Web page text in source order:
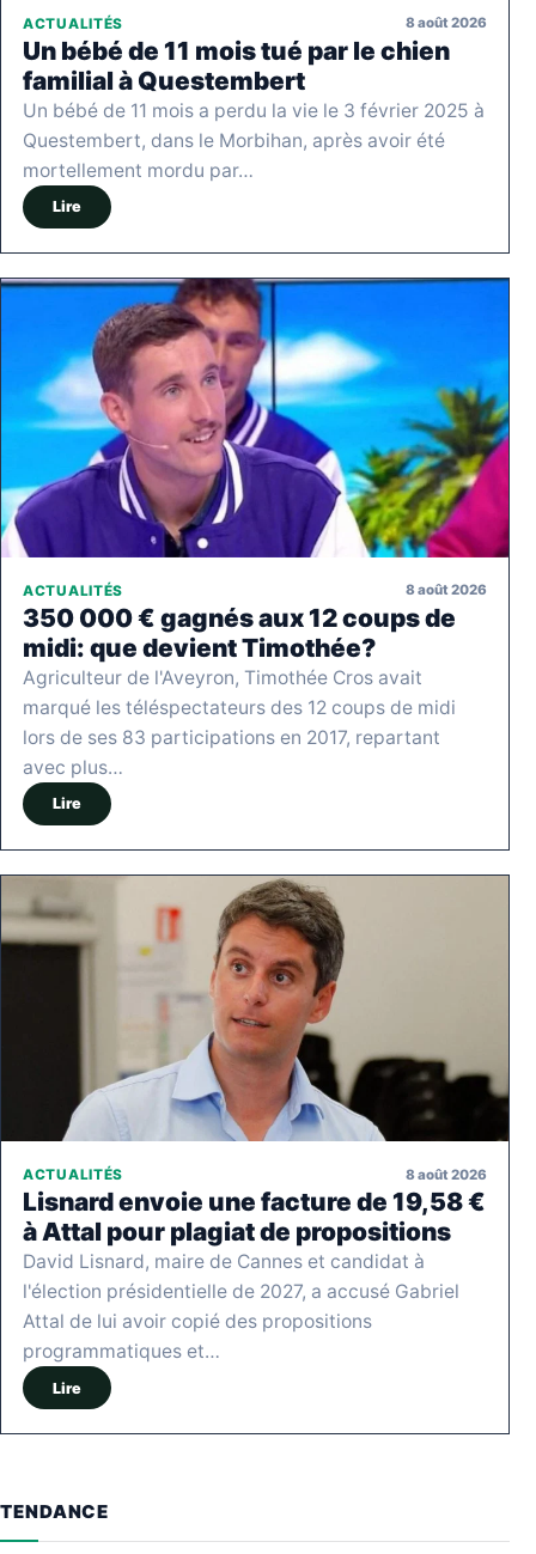
ACTUALITÉS 8 août 2026
Un bébé de 11 mois tué par le chien
familial à Questembert
Un bébé de 11 mois a perdu la vie le 3 février 2025 à
Questembert, dans le Morbihan, après avoir été
mortellement mordu par…
Lire
ACTUALITÉS 8 août 2026
350 000 € gagnés aux 12 coups de
midi: que devient Timothée?
Agriculteur de l'Aveyron, Timothée Cros avait
marqué les téléspectateurs des 12 coups de midi
lors de ses 83 participations en 2017, repartant
avec plus…
Lire
ACTUALITÉS 8 août 2026
Lisnard envoie une facture de 19,58 €
à Attal pour plagiat de propositions
David Lisnard, maire de Cannes et candidat à
l'élection présidentielle de 2027, a accusé Gabriel
Attal de lui avoir copié des propositions
programmatiques et…
Lire
TENDANCE